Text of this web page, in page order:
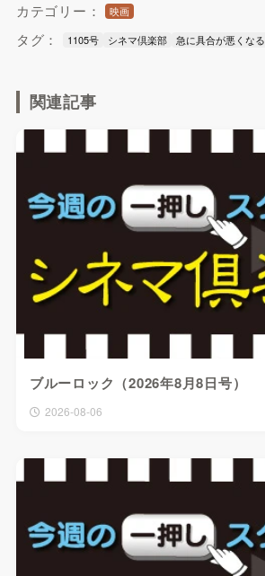
カテゴリー： 映画
タグ： 1105号 シネマ倶楽部 急に具合が悪くなる
関連記事
ブルーロック（2026年8月8日号）
2026-08-06